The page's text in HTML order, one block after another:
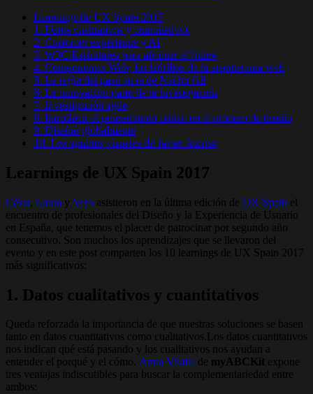
Learnings de UX Spain 2017
1. Datos cualitativos y cuantitativos
2. Customer experience y AI
3. W3C Estándares para afrontar el futuro
4. Componentes Web, los ladrillos de la arquitectura web
5. La regla del paso atrás de Nacho Gil
6. La innovación parte de la investigación
7. Investigación agile
8. Introducir el pensamiento crítico en el proceso de diseño
9. Diseñar globalmente
10. Los apuntes visuales de Javier Alonso
Learnings de UX Spain 2017
César, Laura y Vero asistieron en la última edición de UX Spain el
encuentro de profesionales del Diseño y la Experiencia de Usuario
en España, que tenemos el placer de patrocinar por segundo año
consecutivo. Son muchos los aprendizajes que se llevaron del
evento y en este post comparten los 10 learnings de UX Spain 2017
más significativos:
1. Datos cualitativos y cuantitativos
Queda reforzada la importancia de que nuestras soluciones se basen
tanto en datos cuantitativos como cualitativos.Los datos cuantitativos
nos indican qué está pasando y los cualitativos nos ayudan a
entender el porqué y el cómo. Anna Vilalta de myABCKit expone
tres ventajas indiscutibles para buscar la complementariedad entre
ambos: